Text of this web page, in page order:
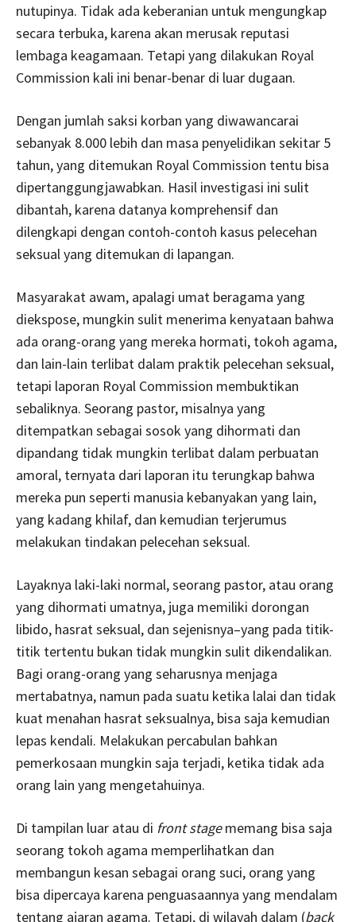
nutupinya. Tidak ada keberanian untuk mengungkap
secara terbuka, karena akan merusak reputasi
lembaga keagamaan. Tetapi yang dilakukan Royal
Commission kali ini benar-benar di luar dugaan.
Dengan jumlah saksi korban yang diwawancarai
sebanyak 8.000 lebih dan masa penyelidikan sekitar 5
tahun, yang ditemukan Royal Commission tentu bisa
dipertanggungjawabkan. Hasil investigasi ini sulit
dibantah, karena datanya komprehensif dan
dilengkapi dengan contoh-contoh kasus pelecehan
seksual yang ditemukan di lapangan.
Masyarakat awam, apalagi umat beragama yang
diekspose, mungkin sulit menerima kenyataan bahwa
ada orang-orang yang mereka hormati, tokoh agama,
dan lain-lain terlibat dalam praktik pelecehan seksual,
tetapi laporan Royal Commission membuktikan
sebaliknya. Seorang pastor, misalnya yang
ditempatkan sebagai sosok yang dihormati dan
dipandang tidak mungkin terlibat dalam perbuatan
amoral, ternyata dari laporan itu terungkap bahwa
mereka pun seperti manusia kebanyakan yang lain,
yang kadang khilaf, dan kemudian terjerumus
melakukan tindakan pelecehan seksual.
Layaknya laki-laki normal, seorang pastor, atau orang
yang dihormati umatnya, juga memiliki dorongan
libido, hasrat seksual, dan sejenisnya–yang pada titik-
titik tertentu bukan tidak mungkin sulit dikendalikan.
Bagi orang-orang yang seharusnya menjaga
mertabatnya, namun pada suatu ketika lalai dan tidak
kuat menahan hasrat seksualnya, bisa saja kemudian
lepas kendali. Melakukan percabulan bahkan
pemerkosaan mungkin saja terjadi, ketika tidak ada
orang lain yang mengetahuinya.
Di tampilan luar atau di front stagememang bisa saja
seorang tokoh agama memperlihatkan dan
membangun kesan sebagai orang suci, orang yang
bisa dipercaya karena penguasaannya yang mendalam
tentang ajaran agama. Tetapi, di wilayah dalam (back